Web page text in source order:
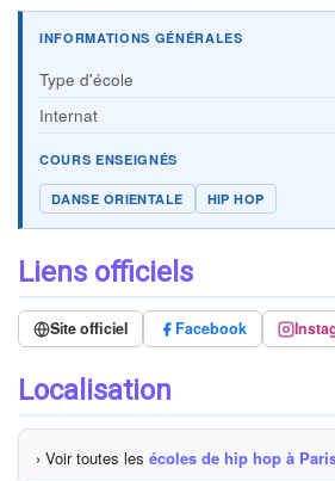
INFORMATIONS GÉNÉRALES
Type d'école
Internat
COURS ENSEIGNÉS
DANSE ORIENTALE HIP HOP
Liens officiels
Site officiel Facebook
Localisation
› Voir toutes les écoles de hip hop à